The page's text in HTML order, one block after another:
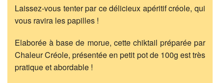
Laissez-vous tenter par ce délicieux apéritif créole, qui
vous ravira les papilles !
Elaborée à base de morue, cette chiktail préparée par
Chaleur Créole, présentée en petit pot de 100g est très
pratique et abordable !